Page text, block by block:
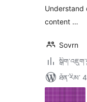
Understand
content …
Sovrn
ཐོན་རིམ་